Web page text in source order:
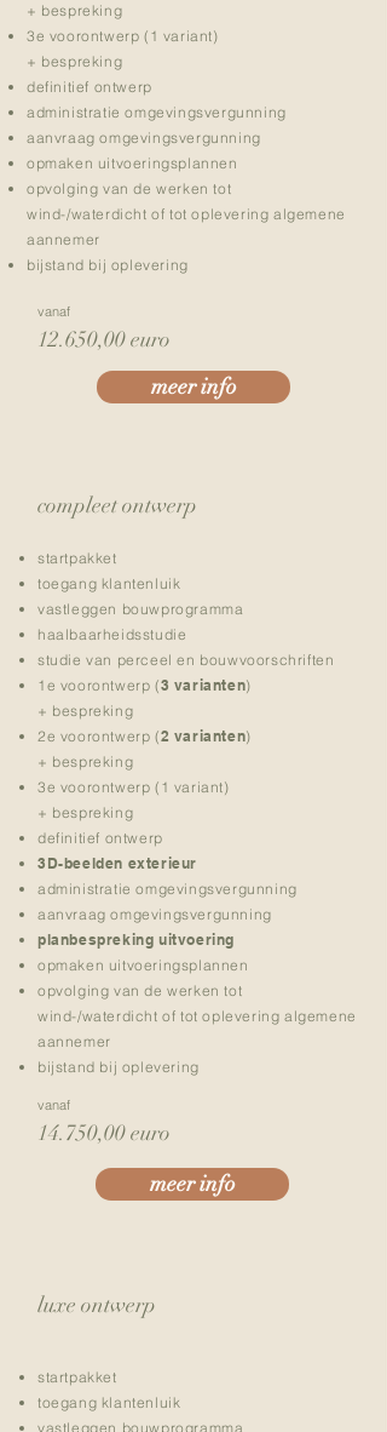
+ bespreking
3e voorontwerp (1 variant)
+ bespreking
definitief ontwerp
administratie omgevingsvergunning
aanvraag omgevingsvergunning
opmaken uitvoeringsplannen
opvolging van de werken tot
wind-/waterdicht of tot oplevering algemene
aannemer
bijstand bij oplevering
vanaf
12.650,00 euro
meer info
compleet ontwerp
startpakket
toegang klantenluik
vastleggen bouwprogramma
haalbaarheidsstudie
studie van perceel en bouwvoorschriften
1e voorontwerp (3 varianten)
+ bespreking
2e voorontwerp (2 varianten)
+ bespreking
3e voorontwerp (1 variant)
+ bespreking
definitief ontwerp
3D-beelden exterieur
administratie omgevingsvergunning
aanvraag omgevingsvergunning
planbespreking uitvoering
opmaken uitvoeringsplannen
opvolging van de werken tot
wind-/waterdicht of tot oplevering algemene
aannemer
bijstand bij oplevering
vanaf
14.750,00 euro
meer info
luxe ontwerp
startpakket
toegang klantenluik
vastleggen bouwprogramma